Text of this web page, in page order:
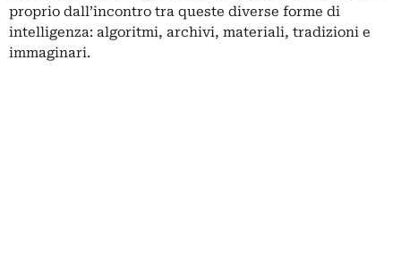
proprio dall’incontro tra queste diverse forme di
intelligenza: algoritmi, archivi, materiali, tradizioni e
immaginari.